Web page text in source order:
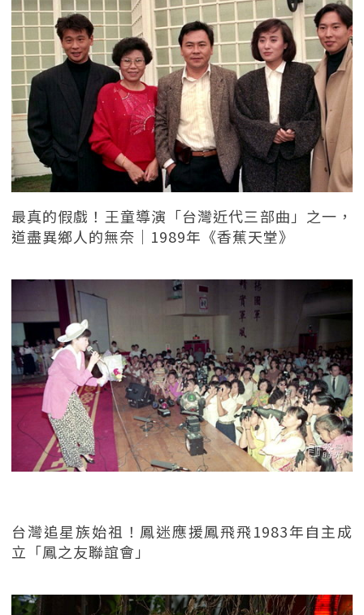
最真的假戲！王童導演「台灣近代三部曲」之一，
道盡異鄉人的無奈｜1989年《香蕉天堂》
台灣追星族始祖！鳳迷應援鳳飛飛1983年自主成
立「鳳之友聯誼會」